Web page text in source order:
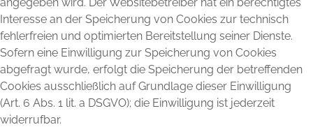
Interesse an der Speicherung von Cookies zur technisch
fehlerfreien und optimierten Bereitstellung seiner Dienste.
Sofern eine Einwilligung zur Speicherung von Cookies
abgefragt wurde, erfolgt die Speicherung der betreffenden
Cookies ausschließlich auf Grundlage dieser Einwilligung
(Art. 6 Abs. 1 lit. a DSGVO); die Einwilligung ist jederzeit
widerrufbar.